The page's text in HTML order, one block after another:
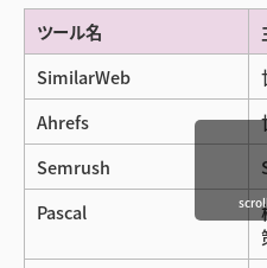
ツール名
SimilarWeb
Ahrefs
Semrush
Pascal